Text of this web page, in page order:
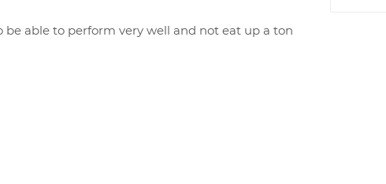
able to perform very well and not eat up a ton